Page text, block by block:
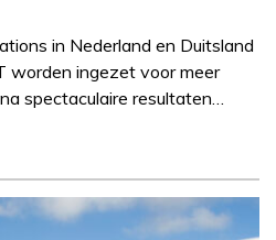
in Nederland en Duitsland
worden ingezet voor meer
spectaculaire resultaten…